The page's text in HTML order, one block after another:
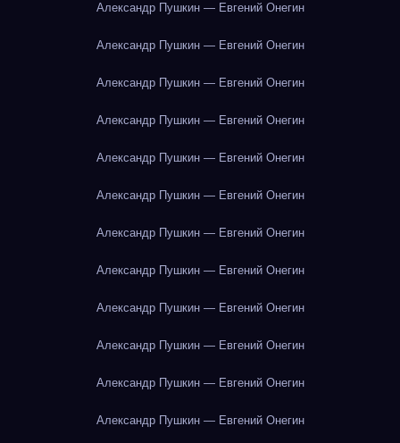
Александр Пушкин — Евгений Онегин
Александр Пушкин — Евгений Онегин
Александр Пушкин — Евгений Онегин
Александр Пушкин — Евгений Онегин
Александр Пушкин — Евгений Онегин
Александр Пушкин — Евгений Онегин
Александр Пушкин — Евгений Онегин
Александр Пушкин — Евгений Онегин
Александр Пушкин — Евгений Онегин
Александр Пушкин — Евгений Онегин
Александр Пушкин — Евгений Онегин
Александр Пушкин — Евгений Онегин